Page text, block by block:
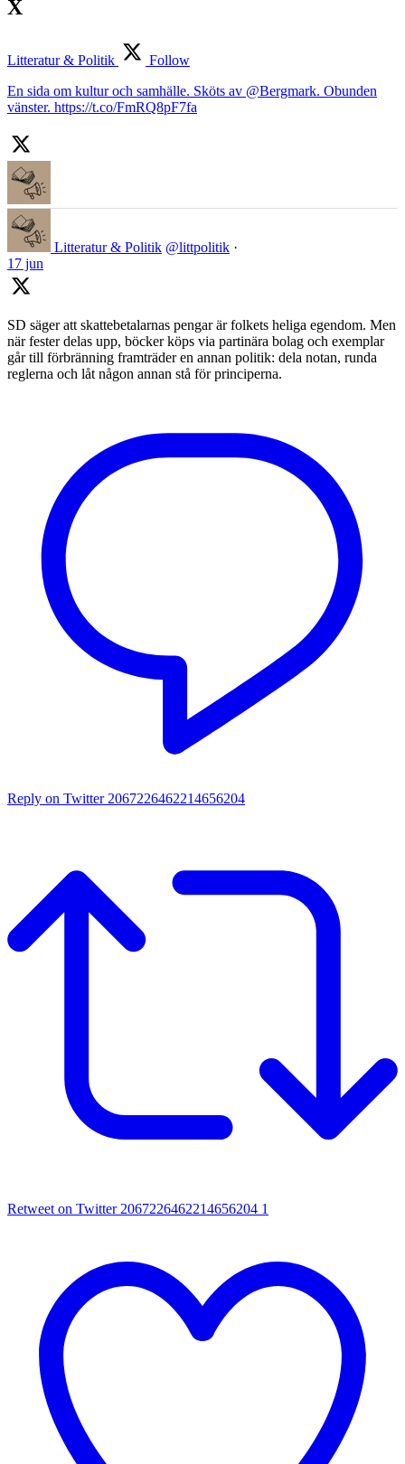
X
Litteratur & Politik
Follow
En sida om kultur och samhälle. Sköts av @Bergmark. Obunden
vänster. https://t.co/FmRQ8pF7fa
Litteratur & Politik @littpolitik ·
17 jun
SD säger att skattebetalarnas pengar är folkets heliga egendom. Men
när fester delas upp, böcker köps via partinära bolag och exemplar
går till förbränning framträder en annan politik: dela notan, runda
reglerna och låt någon annan stå för principerna.
Reply on Twitter 2067226462214656204
Retweet on Twitter 2067226462214656204 1